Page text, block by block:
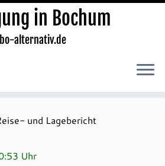
in Bochum
bo-alternativ.de
und Lagebericht
Uhr